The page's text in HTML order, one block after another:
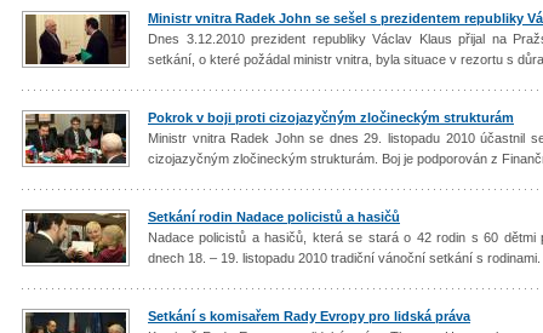
Ministr vnitra Radek John se sešel s prezidentem republiky
Dnes 3.12.2010 prezident republiky Václav Klaus přijal na
setkání, o které požádal ministr vnitra, byla situace v rezortu s
Pokrok v boji proti cizojazyčným zločineckým strukturám
Ministr vnitra Radek John se dnes 29. listopadu 2010 účastnil
cizojazyčným zločineckým strukturám. Boj je podporován z
Setkání rodin Nadace policistů a hasičů
Nadace policistů a hasičů, která se stará o 42 rodin s 60
dnech 18. – 19. listopadu 2010 tradiční vánoční setkání s
Setkání s komisařem Rady Evropy pro lidská práva